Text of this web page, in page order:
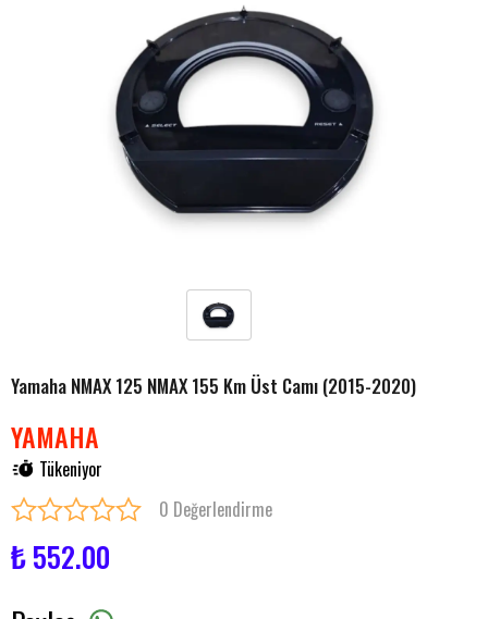
Yamaha NMAX 125 NMAX 155 Km Üst Camı (2015-2020)
YAMAHA
Tükeniyor
0 Değerlendirme
₺ 552.00